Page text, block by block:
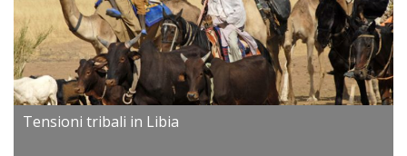
Tensioni tribali in Libia